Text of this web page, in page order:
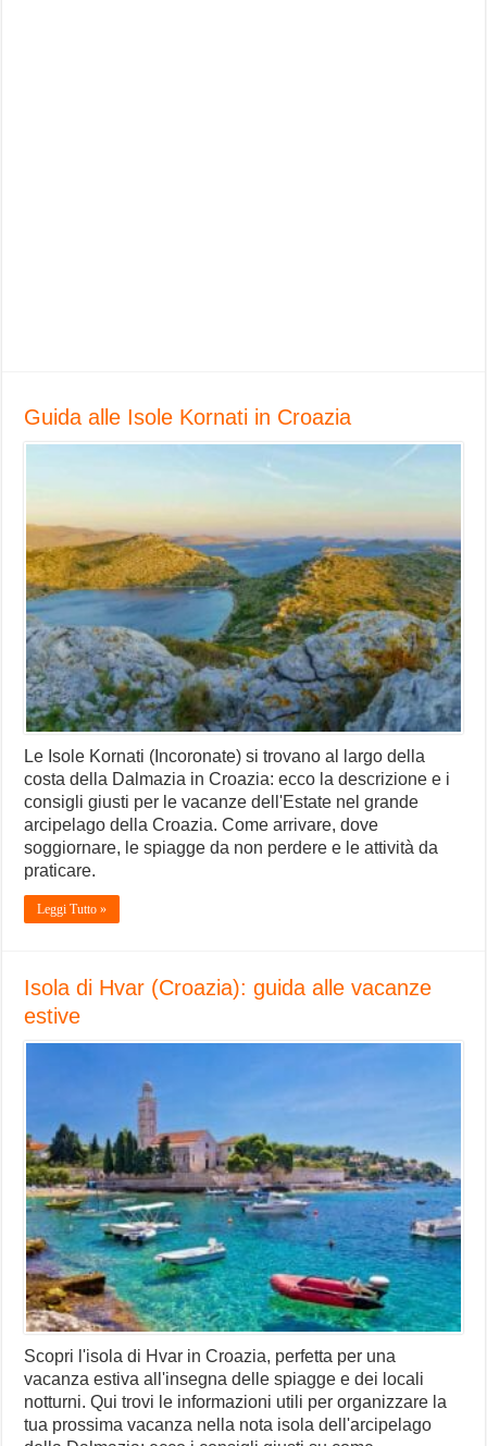
Guida alle Isole Kornati in Croazia
Le Isole Kornati (Incoronate) si trovano al largo della
costa della Dalmazia in Croazia: ecco la descrizione e i
consigli giusti per le vacanze dell'Estate nel grande
arcipelago della Croazia. Come arrivare, dove
soggiornare, le spiagge da non perdere e le attività da
praticare.
Leggi Tutto »
Isola di Hvar (Croazia): guida alle vacanze
estive
Scopri l'isola di Hvar in Croazia, perfetta per una
vacanza estiva all'insegna delle spiagge e dei locali
notturni. Qui trovi le informazioni utili per organizzare la
tua prossima vacanza nella nota isola dell'arcipelago